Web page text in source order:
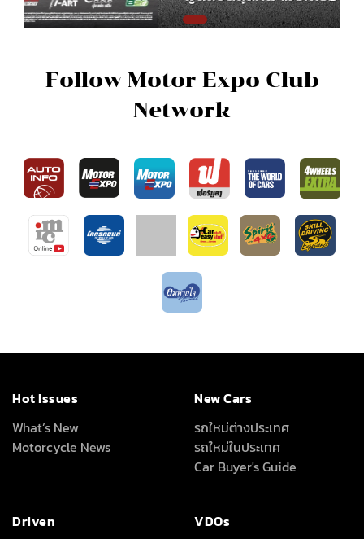
Follow Motor Expo Club
Network
Hot Issues
What’s New
Motorcycle News
New Cars
รถใหม่ต่างประเทศ
รถใหม่ในประเทศ
Car Buyer's Guide
Driven
VDOs